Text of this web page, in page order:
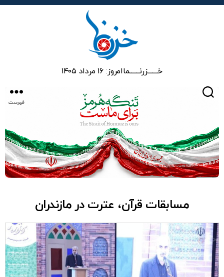
خـــــــزرنـــــــماامروز: ۱۶ مرداد ۱۴۰۵
فهرست
مسابقات قرآن، عترت در مازندران